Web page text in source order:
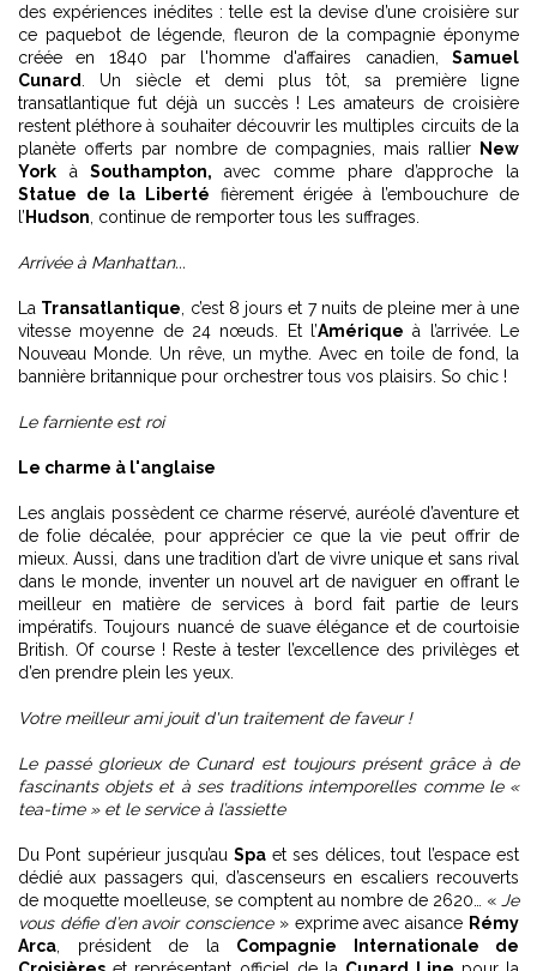
des expériences inédites : telle est la devise d’une croisière sur
ce paquebot de légende, fleuron de la compagnie éponyme
créée en 1840 par l'homme d'affaires canadien, Samuel
Cunard
. Un siècle et demi plus tôt, sa première ligne
transatlantique fut déjà un succès ! Les amateurs de croisière
restent pléthore à souhaiter découvrir les multiples circuits de la
planète offerts par nombre de compagnies, mais rallier New
York àSouthampton,avec comme phare d’approche la
Statue de la Liberté fièrement érigée à l’embouchure de
l’ Hudson , continue de remporter tous les suffrages.
Arrivée à Manhattan...
La Transatlantique , c’est 8 jours et 7 nuits de pleine mer à une
vitesse moyenne de 24 nœuds. Et l’Amérique à l’arrivée. Le
Nouveau Monde. Un rêve, un mythe. Avec en toile de fond, la
bannière britannique pour orchestrer tous vos plaisirs. So chic !
Le farniente est roi
Le charme à l'anglaise
Les anglais possèdent ce charme réservé, auréolé d’aventure et
de folie décalée, pour apprécier ce que la vie peut offrir de
mieux. Aussi, dans une tradition d’art de vivre unique et sans rival
dans le monde, inventer un nouvel art de naviguer en offrant le
meilleur en matière de services à bord fait partie de leurs
impératifs. Toujours nuancé de suave élégance et de courtoisie
British. Of course ! Reste à tester l’excellence des privilèges et
d’en prendre plein les yeux.
Votre meilleur ami jouit d'un traitement de faveur !
Le passé glorieux de Cunard est toujours présent grâce à de
fascinants objets et à ses traditions intemporelles comme le «
tea-time » et le service à l’assiette
Du Pont supérieur jusqu’auSpa et ses délices, tout l’espace est
dédié aux passagers qui, d’ascenseurs en escaliers recouverts
de moquette moelleuse, se comptent au nombre de 2620… « Je
vous défie d’en avoir conscience» exprime avec aisance Rémy
Arca , président de la Compagnie Internationale de